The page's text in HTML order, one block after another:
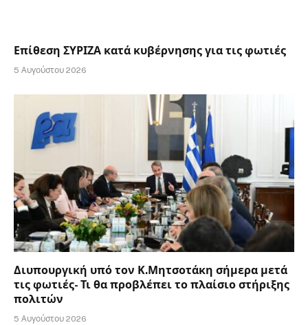
Επίθεση ΣΥΡΙΖΑ κατά κυβέρνησης για τις φωτιές
5 Αυγούστου 2026
Διυπουργική υπό τον Κ.Μητσοτάκη σήμερα μετά
τις φωτιές- Τι θα προβλέπει το πλαίσιο στήριξης
πολιτών
5 Αυγούστου 2026